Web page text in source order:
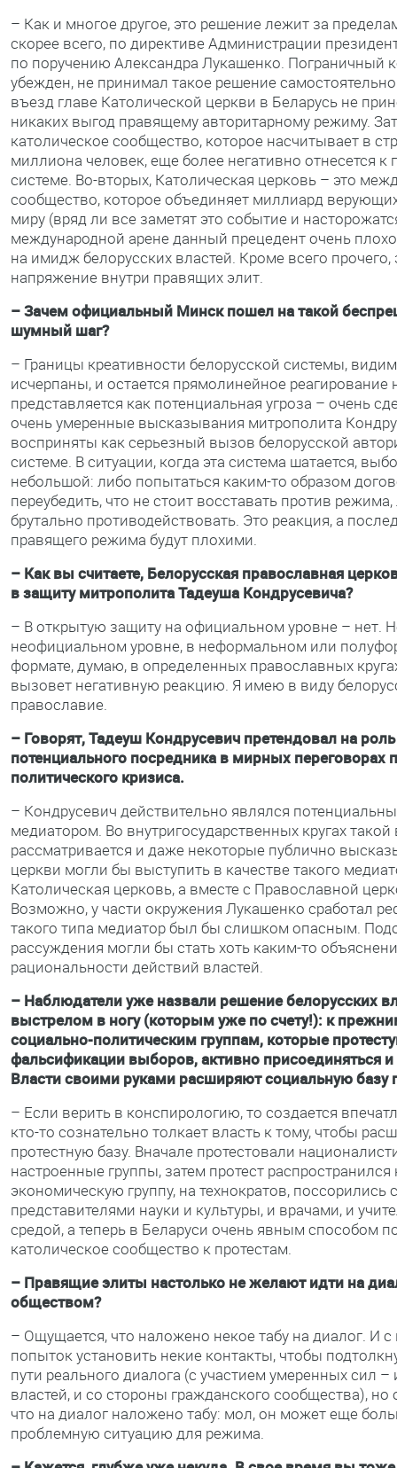
– Как и многое другое, это решение лежит за
скорее всего, по директиве Администрации
по поручению Александра Лукашенко. Пограничный
убежден, не принимал такое решение
въезд главе Католической церкви в Беларусь не
никаких выгод правящему авторитарному режиму.
католическое сообщество, которое насчитывает в
миллиона человек, еще более негативно отнесется к
системе. Во-вторых, Католическая церковь – это
сообщество, которое объединяет миллиард
миру (вряд ли все заметят это событие и
международной арене данный прецедент очень
на имидж белорусских властей. Кроме всего прочего,
напряжение внутри правящих элит.
– Зачем официальный Минск пошел на такой
шумный шаг?
– Границы креативности белорусской системы,
исчерпаны, и остается прямолинейное реагирование
представляется как потенциальная угроза – очень
очень умеренные высказывания митрополита
восприняты как серьезный вызов белорусской
системе. В ситуации, когда эта система шатается,
небольшой: либо попытаться каким-то образом
переубедить, что не стоит восставать против
брутально противодействовать. Это реакция, а
правящего режима будут плохими.
– Как вы считаете, Белорусская православная
в защиту митрополита Тадеуша Кондрусевича?
– В открытую защиту на официальном уровне – нет.
неофициальном уровне, в неформальном или
формате, думаю, в определенных православных
вызовет негативную реакцию. Я имею в виду
православие.
– Говорят, Тадеуш Кондрусевич претендовал на роль
потенциального посредника в мирных переговорах
политического кризиса.
– Кондрусевич действительно являлся
медиатором. Во внутригосударственных кругах такой
рассматривается и даже некоторые публично
церкви могли бы выступить в качестве такого
Католическая церковь, а вместе с Православной
Возможно, у части окружения Лукашенко сработал
такого типа медиатор был бы слишком опасным.
рассуждения могли бы стать хоть каким-то
рациональности действий властей.
– Наблюдатели уже назвали решение белорусских
выстрелом в ногу (которым уже по счету!): к
социально-политическим группам, которые
фальсификации выборов, активно присоединяться и
Власти своими руками расширяют социальную базу
– Если верить в конспирологию, то создается
кто-то сознательно толкает власть к тому, чтобы
протестную базу. Вначале протестовали
настроенные группы, затем протест распространился
экономическую группу, на технократов, поссорились с
представителями науки и культуры, и врачами, и
средой, а теперь в Беларуси очень явным способом
католическое сообщество к протестам.
– Правящие элиты настолько не желают идти на
обществом?
– Ощущается, что наложено некое табу на диалог. И
попыток установить некие контакты, чтобы
пути реального диалога (с участием умеренных сил
властей, и со стороны гражданского сообщества), но
что на диалог наложено табу: мол, он может еще
проблемную ситуацию для режима.